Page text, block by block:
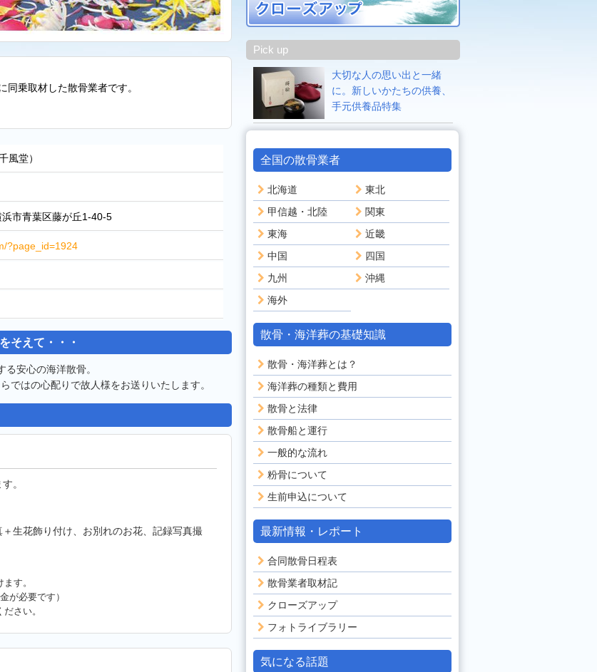
同乗取材した散骨業者です。
風堂）
市青葉区藤が丘1-40-5
?page_id=1924
そえて・・・
安心の海洋散骨。
ではの心配りで故人様をお送りいたします。
。
生花飾り付け、お別れのお花、記録写真撮
す。
が必要です）
さい。
Pick up
大切な人の思い出と一緒
に。新しいかたちの供養、
手元供養品特集
全国の散骨業者
北海道
東北
甲信越・北陸
関東
東海
近畿
中国
四国
九州
沖縄
海外
散骨・海洋葬の基礎知識
散骨・海洋葬とは？
海洋葬の種類と費用
散骨と法律
散骨船と運行
一般的な流れ
粉骨について
生前申込について
最新情報・レポート
合同散骨日程表
散骨業者取材記
クローズアップ
フォトライブラリー
気になる話題